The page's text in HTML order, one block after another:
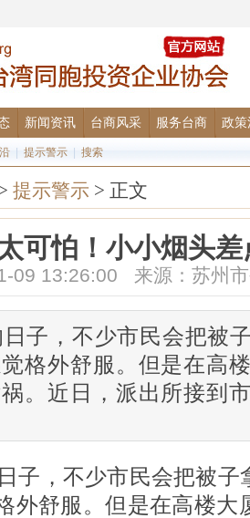
新闻资讯 台商风采 服务台商 政策
提示警示 搜索
提示警示 > 正文
可怕！小小烟头
09 13:26:00 来源：苏州
子，不少市民会把被
格外舒服。但是在高
。近日，派出所接到
子，不少市民会把被子
外舒服。但是在高楼大